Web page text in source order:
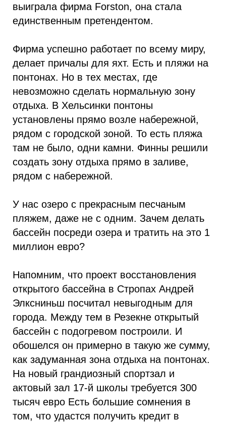
выиграла фирма Forston, она стала
единственным претендентом.
Фирма успешно работает по всему миру,
делает причалы для яхт. Есть и пляжи на
понтонах. Но в тех местах, где
невозможно сделать нормальную зону
отдыха. В Хельсинки понтоны
установлены прямо возле набережной,
рядом с городской зоной. То есть пляжа
там не было, одни камни. Финны решили
создать зону отдыха прямо в заливе,
рядом с набережной.
У нас озеро с прекрасным песчаным
пляжем, даже не с одним. Зачем делать
бассейн посреди озера и тратить на это 1
миллион евро?
Напомним, что проект восстановления
открытого бассейна в Стропах Андрей
Элксниньш посчитал невыгодным для
города. Между тем в Резекне открытый
бассейн с подогревом построили. И
обошелся он примерно в такую же сумму,
как задуманная зона отдыха на понтонах.
На новый грандиозный спортзал и
актовый зал 17-й школы требуется 300
тысяч евро Есть большие сомнения в
том, что удастся получить кредит в